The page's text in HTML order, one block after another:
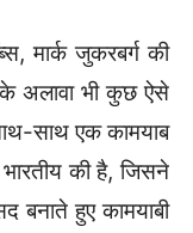
मार्क जुकरबर्ग की
अलावा भी कुछ ऐसे
साथ एक कामयाब
की है, जिसने
बनाते हुए कामयाबी